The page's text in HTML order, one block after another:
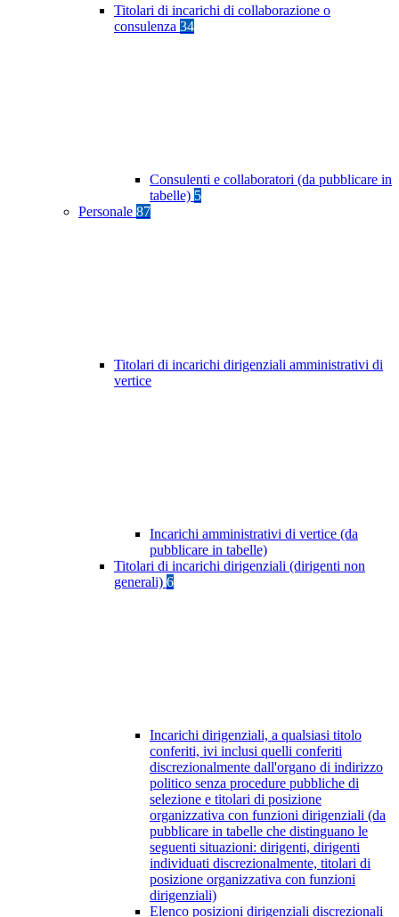
Titolari di incarichi di collaborazione o
consulenza 34
Consulenti e collaboratori (da pubblicare in
tabelle) 5
Personale 87
Titolari di incarichi dirigenziali amministrativi di
vertice
Incarichi amministrativi di vertice (da
pubblicare in tabelle)
Titolari di incarichi dirigenziali (dirigenti non
generali) 6
Incarichi dirigenziali, a qualsiasi titolo
conferiti, ivi inclusi quelli conferiti
discrezionalmente dall'organo di indirizzo
politico senza procedure pubbliche di
selezione e titolari di posizione
organizzativa con funzioni dirigenziali (da
pubblicare in tabelle che distinguano le
seguenti situazioni: dirigenti, dirigenti
individuati discrezionalmente, titolari di
posizione organizzativa con funzioni
dirigenziali)
Elenco posizioni dirigenziali discrezionali